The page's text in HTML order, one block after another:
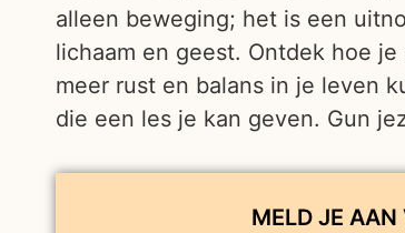
alleen beweging; het is een
lichaam en geest. Ontdek hoe
meer rust en balans in je leven
die een les je kan geven. Gun
MELD JE AAN